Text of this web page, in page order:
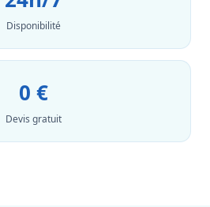
Disponibilité
0 €
Devis gratuit